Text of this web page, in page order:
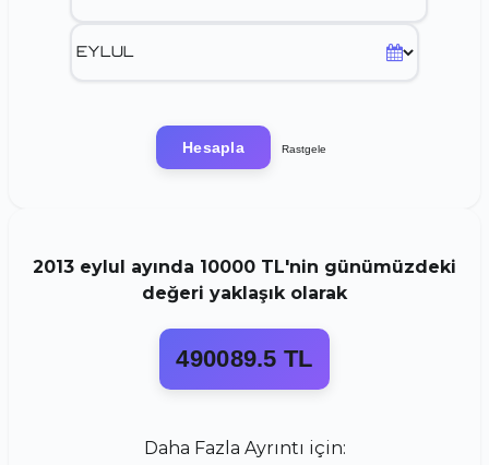
Hesapla Rastgele
2013 eylul ayında 10000 TL'nin günümüzdeki
değeri yaklaşık olarak
490089.5 TL
Daha Fazla Ayrıntı için: